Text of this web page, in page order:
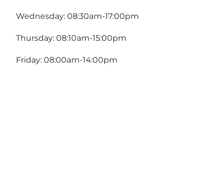
Wednesday: 08:30am-17:00pm
Thursday: 08:10am-15:00pm
Friday: 08:00am-14:00pm